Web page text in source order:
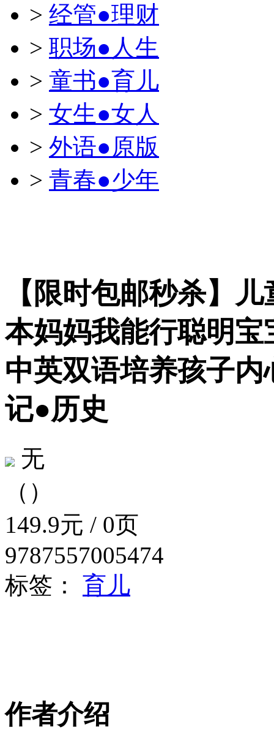
> 经管●理财
> 职场●人生
> 童书●育儿
> 女生●女人
> 外语●原版
> 青春●少年
【限时包邮秒杀】
本妈妈我能行聪明
中英双语培养孩子
记●历史
无
（）
149.9元 / 0页
9787557005474
标签： 育儿
作者介绍